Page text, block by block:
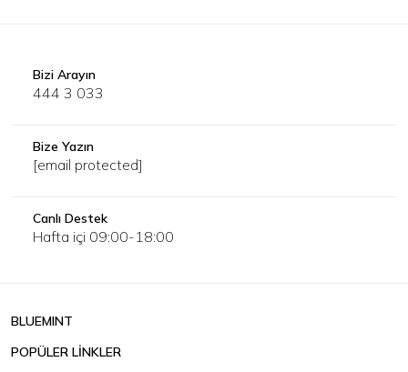
Bizi Arayın
444 3 033
Bize Yazın
[email protected]
Canlı Destek
Hafta içi 09:00-18:00
BLUEMINT
POPÜLER LİNKLER